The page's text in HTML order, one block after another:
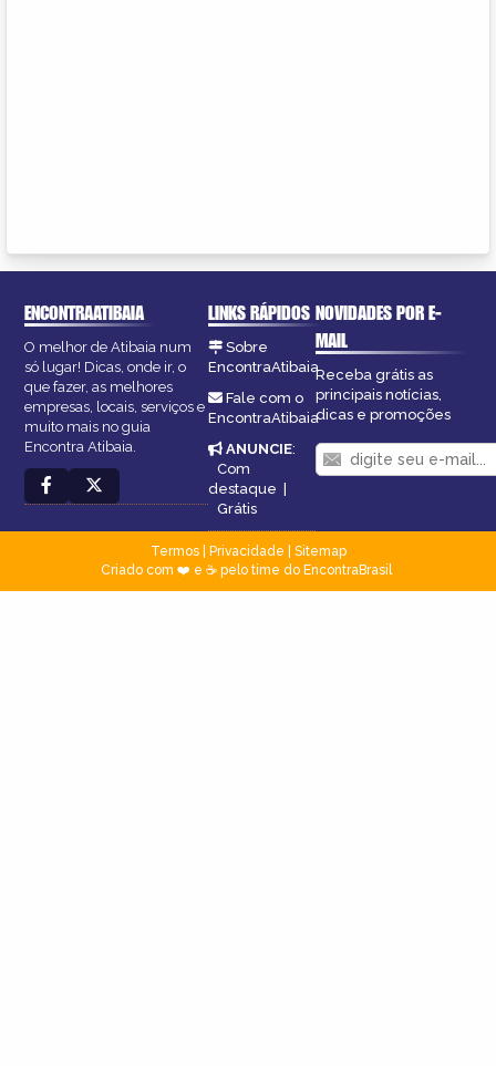
ENCONTRAATIBAIA
O melhor de Atibaia num
só lugar! Dicas, onde ir, o
que fazer, as melhores
empresas, locais, serviços e
muito mais no guia
Encontra Atibaia.
LINKS RÁPIDOS
Sobre
EncontraAtibaia
Fale com o
EncontraAtibaia
ANUNCIE:
Com
destaque
Grátis
NOVIDADES POR E-
MAIL
Receba grátis as
principais notícias,
dicas e promoções
Termos| Privacidade
Sitemap
Criado com ❤️ e ☕ pelo time do EncontraBrasil